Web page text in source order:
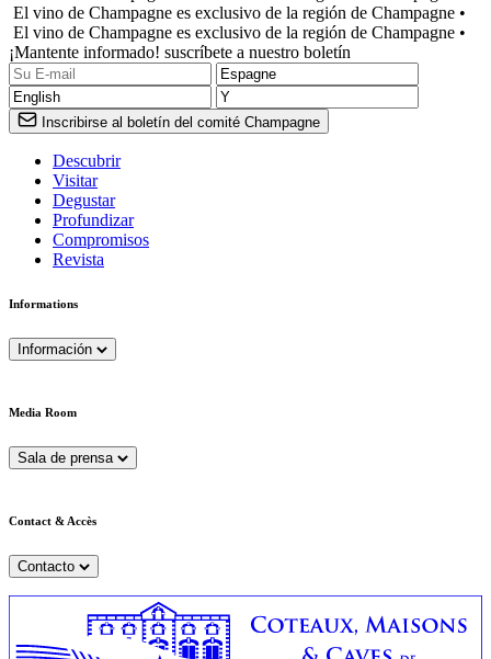
El vino de Champagne es exclusivo de la región de Champagne •
El vino de Champagne es exclusivo de la región de Champagne •
¡Mantente informado! suscríbete a nuestro boletín
Inscribirse al boletín del comité Champagne
Descubrir
Visitar
Degustar
Profundizar
Compromisos
Revista
Informations
Información
Media Room
Sala de prensa
Contact & Accès
Contacto